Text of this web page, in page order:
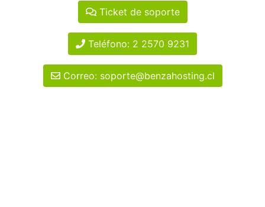
Ticket de soporte
Teléfono: 2 2570 9231
Correo: soporte@benzahosting.cl